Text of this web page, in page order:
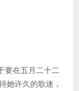
在五月二十二
她许久的歌迷，